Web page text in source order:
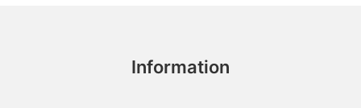
Information